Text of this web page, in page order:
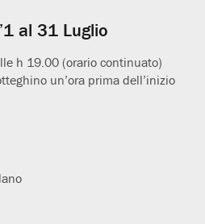
al 31 Luglio
h 19.00 (orario continuato)
un’ora prima dell’inizio